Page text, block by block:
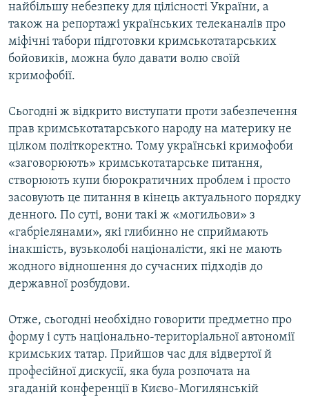
найбільшу небезпеку для цілісності України, а
також на репортажі українських телеканалів про
міфічні табори підготовки кримськотатарських
бойовиків, можна було давати волю своїй
кримофобії.
Сьогодні ж відкрито виступати проти забезпечення
прав кримськотатарського народу на материку не
цілком політкоректно. Тому українські кримофоби
«заговорюють» кримськотатарське питання,
створюють купи бюрократичних проблем і просто
засовують це питання в кінець актуального порядку
денного. По суті, вони такі ж «могильови» з
«габріелянами», які глибинно не сприймають
інакшість, вузьколобі націоналісти, які не мають
жодного відношення до сучасних підходів до
державної розбудови.
Отже, сьогодні необхідно говорити предметно про
форму і суть національно-територіальної автономії
кримських татар. Прийшов час для відвертої й
професійної дискусії, яка була розпочата на
згаданій конференції в Києво-Могилянській